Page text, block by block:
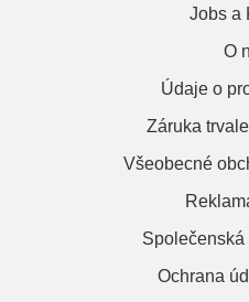
Jobs a
O
Údaje o
Záruka
Všeobecné
Ochrana